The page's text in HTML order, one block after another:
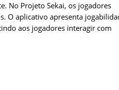
No Projeto Sekai, os jogadores
O aplicativo apresenta
aos jogadores interagir com